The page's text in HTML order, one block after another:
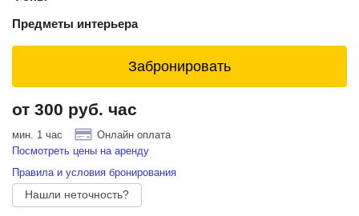
Предметы интерьера
Забронировать
от 300 руб. час
мин. 1 час
Онлайн оплата
Посмотреть цены на аренду
Правила и условия бронирования
Нашли неточность?